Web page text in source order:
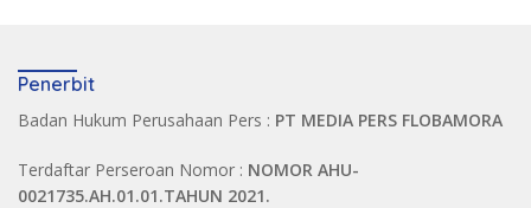
Penerbit
Badan Hukum Perusahaan Pers : PT MEDIA PERS FLOBAMORA
Terdaftar Perseroan Nomor : NOMOR AHU-
0021735.AH.01.01.TAHUN 2021.